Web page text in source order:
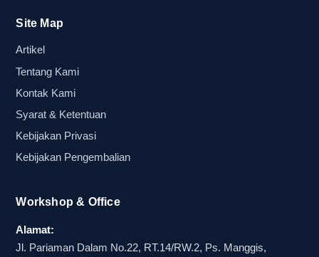
Site Map
Artikel
Tentang Kami
Kontak Kami
Syarat & Ketentuan
Kebijakan Privasi
Kebijakan Pengembalian
Workshop & Office
Alamat:
Jl. Pariaman Dalam No.22, RT.14/RW.2, Ps. Manggis,